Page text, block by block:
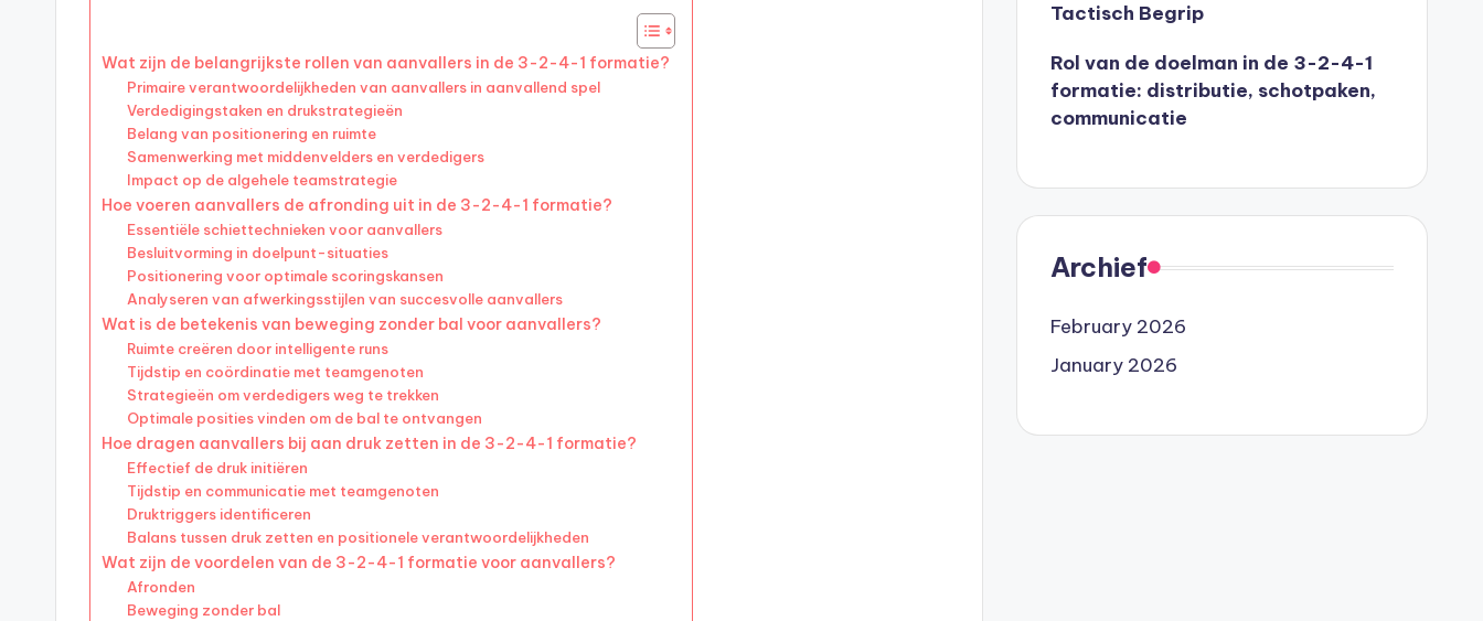
Wat zijn de belangrijkste rollen van aanvallers in de 3-2-4-1 formatie?
Primaire verantwoordelijkheden van aanvallers in aanvallend spel
Verdedigingstaken en drukstrategieën
Belang van positionering en ruimte
Samenwerking met middenvelders en verdedigers
Impact op de algehele teamstrategie
Hoe voeren aanvallers de afronding uit in de 3-2-4-1 formatie?
Essentiële schiettechnieken voor aanvallers
Besluitvorming in doelpunt-situaties
Positionering voor optimale scoringskansen
Analyseren van afwerkingsstijlen van succesvolle aanvallers
Wat is de betekenis van beweging zonder bal voor aanvallers?
Ruimte creëren door intelligente runs
Tijdstip en coördinatie met teamgenoten
Strategieën om verdedigers weg te trekken
Optimale posities vinden om de bal te ontvangen
Hoe dragen aanvallers bij aan druk zetten in de 3-2-4-1 formatie?
Effectief de druk initiëren
Tijdstip en communicatie met teamgenoten
Druktriggers identificeren
Balans tussen druk zetten en positionele verantwoordelijkheden
Wat zijn de voordelen van de 3-2-4-1 formatie voor aanvallers?
Afronden
Beweging zonder bal
Tactisch Begrip
Rol van de doelman in de 3-2-4-1
formatie: distributie, schotpaken,
communicatie
Archief
February 2026
January 2026